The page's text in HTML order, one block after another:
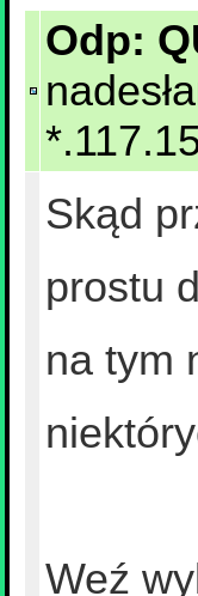
Odp:
Skąd
prostu
na tym
Weź